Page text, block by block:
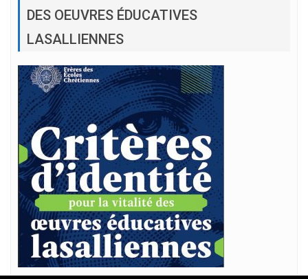
DES OEUVRES ÉDUCATIVES
LASALLIENNES